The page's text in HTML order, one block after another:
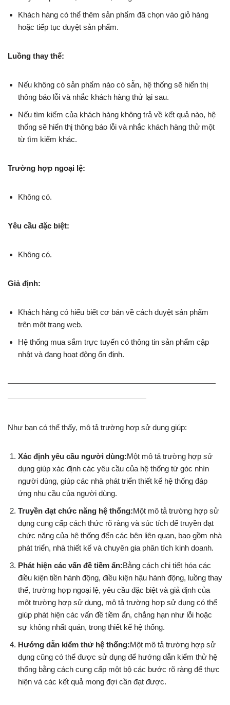
Khách hàng có thể thêm sản phẩm đã chọn vào giỏ hàng
hoặc tiếp tục duyệt sản phẩm.
Luồng thay thế:
Nếu không có sản phẩm nào có sẵn, hệ thống sẽ hiển thị
thông báo lỗi và nhắc khách hàng thử lại sau.
Nếu tìm kiếm của khách hàng không trả về kết quả nào, hệ
thống sẽ hiển thị thông báo lỗi và nhắc khách hàng thử một
từ tìm kiếm khác.
Trường hợp ngoại lệ:
Không có.
Yêu cầu đặc biệt:
Không có.
Giả định:
Khách hàng có hiểu biết cơ bản về cách duyệt sản phẩm
trên một trang web.
Hệ thống mua sắm trực tuyến có thông tin sản phẩm cập
nhật và đang hoạt động ổn định.
———————————————————————————
——————————————————
Như bạn có thể thấy, mô tả trường hợp sử dụng giúp:
Xác định yêu cầu người dùng:Một mô tả trường hợp sử
dụng giúp xác định các yêu cầu của hệ thống từ góc nhìn
người dùng, giúp các nhà phát triển thiết kế hệ thống đáp
ứng nhu cầu của người dùng.
Truyền đạt chức năng hệ thống:Một mô tả trường hợp sử
dụng cung cấp cách thức rõ ràng và súc tích để truyền đạt
chức năng của hệ thống đến các bên liên quan, bao gồm nhà
phát triển, nhà thiết kế và chuyên gia phân tích kinh doanh.
Phát hiện các vấn đề tiềm ẩn:Bằng cách chi tiết hóa các
điều kiện tiền hành động, điều kiện hậu hành động, luồng thay
thế, trường hợp ngoại lệ, yêu cầu đặc biệt và giả định của
một trường hợp sử dụng, mô tả trường hợp sử dụng có thể
giúp phát hiện các vấn đề tiềm ẩn, chẳng hạn như lỗi hoặc
sự không nhất quán, trong thiết kế hệ thống.
Hướng dẫn kiểm thử hệ thống:Một mô tả trường hợp sử
dụng cũng có thể được sử dụng để hướng dẫn kiểm thử hệ
thống bằng cách cung cấp một bộ các bước rõ ràng để thực
hiện và các kết quả mong đợi cần đạt được.